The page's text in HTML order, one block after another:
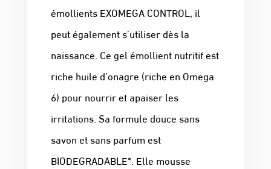
émollients EXOMEGA CONTROL, il
peut également s’utiliser dès la
naissance. Ce gel émollient nutritif est
riche huile d’onagre (riche en Omega
6) pour nourrir et apaiser les
irritations. Sa formule douce sans
savon et sans parfum est
BIODEGRADABLE*. Elle mousse